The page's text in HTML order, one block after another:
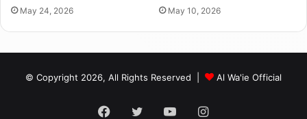
May 24, 2026 May 10, 2026
© Copyright 2026, All Rights Reserved | Al Wa'ie Official
Facebook
Twitter YouTubeInstagram